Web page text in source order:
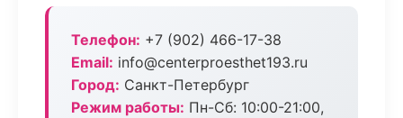
Телефон: +7 (902) 466-17-38
Email: info@centerproesthet193.ru
Город: Санкт-Петербург
Режим работы: Пн-Сб: 10:00-21:00,